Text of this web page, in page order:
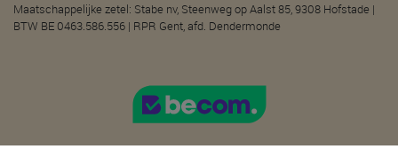
Maatschappelijke zetel: Stabe nv, Steenweg op Aalst 85, 9308 Hofstade |
BTW BE 0463.586.556 | RPR Gent, afd. Dendermonde